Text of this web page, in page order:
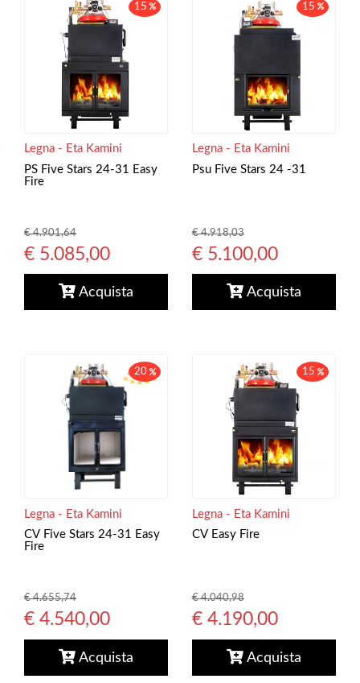
15
PS Five Stars 24-31 Easy
Fire
Legna - Eta Kamini
€ 4.901,64
€ 5.085,00
Acquista
15
Psu Five Stars 24 -31
Legna - Eta Kamini
€ 4.918,03
€ 5.100,00
Acquista
20
CV Five Stars 24-31 Easy
Fire
Legna - Eta Kamini
€ 4.655,74
€ 4.540,00
Acquista
15
CV Easy Fire
Legna - Eta Kamini
€ 4.040,98
€ 4.190,00
Acquista